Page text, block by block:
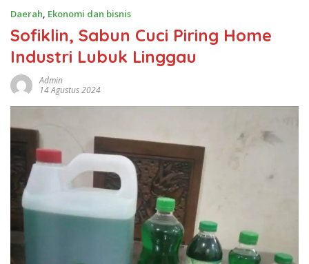
Daerah, Ekonomi dan bisnis
Sofiklin, Sabun Cuci Piring Home
Industri Lubuk Linggau
Admin
14 Agustus 2024